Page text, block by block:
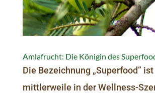
Amlafrucht: Die Königin des
Die Bezeichnung „Superfood” ist
mittlerweile in der Wellness-